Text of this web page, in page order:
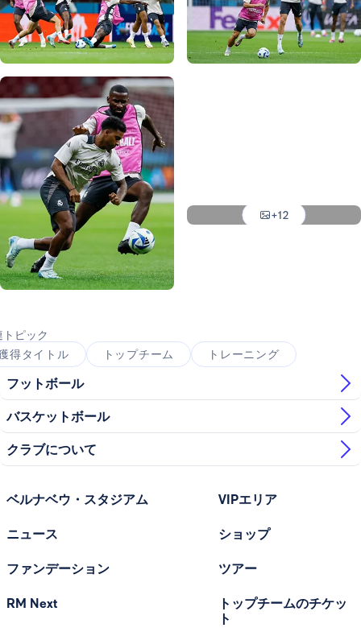
+12
トピック
得タイトル
トップチーム トレーニング
フットボール
バスケットボール
クラブについて
ベルナベウ・スタジアム
ニュース
ファンデーション
RM Next
VIPエリア
ショップ
ツアー
トップチームのチケッ
ト